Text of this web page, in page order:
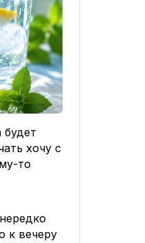
хочу с
то
к вечеру